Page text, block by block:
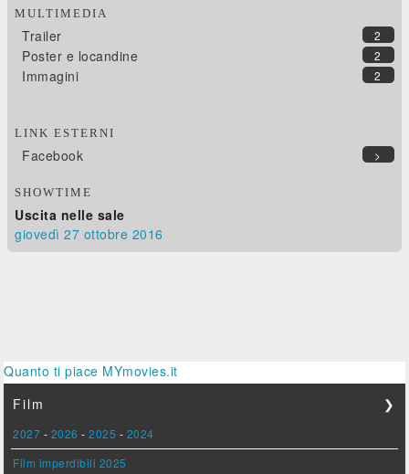
MULTIMEDIA
2
Trailer
2
Poster e locandine
2
Immagini
LINK ESTERNI
>
Facebook
SHOWTIME
Uscita nelle sale
giovedì 27 ottobre 2016
Quanto ti piace MYmovies.it
Film
❯
2027 - 2026 -2025 - 2024
Film imperdibili 2025